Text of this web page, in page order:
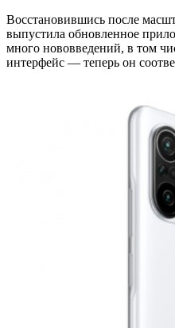
Восстановившись после
выпустила обновленное
много нововведений, в том
интерфейс — теперь он